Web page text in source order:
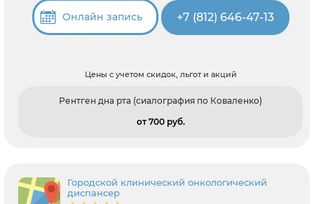
Онлайн запись +7 (812) 646-47-13
Цены с учетом скидок, льгот и акций
Рентген дна рта (сиалография по Коваленко)
от 700 pуб.
Городской клинический онкологический
диспансер